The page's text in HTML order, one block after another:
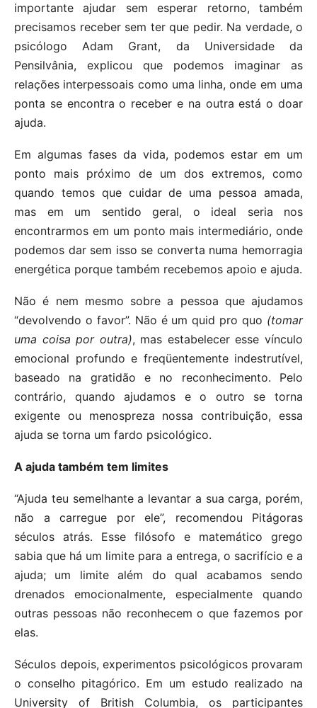
importante ajudar sem esperar retorno, também
precisamos receber sem ter que pedir. Na verdade, o
psicólogo Adam Grant, da Universidade da
Pensilvânia, explicou que podemos imaginar as
relações interpessoais como uma linha, onde em uma
ponta se encontra o receber e na outra está o doar
ajuda.
Em algumas fases da vida, podemos estar em um
ponto mais próximo de um dos extremos, como
quando temos que cuidar de uma pessoa amada,
mas em um sentido geral, o ideal seria nos
encontrarmos em um ponto mais intermediário, onde
podemos dar sem isso se converta numa hemorragia
energética porque também recebemos apoio e ajuda.
Não é nem mesmo sobre a pessoa que ajudamos
“devolvendo o favor”. Não é um quid pro quo (tomar
uma coisa por outra), mas estabelecer esse vínculo
emocional profundo e freqüentemente indestrutível,
baseado na gratidão e no reconhecimento. Pelo
contrário, quando ajudamos e o outro se torna
exigente ou menospreza nossa contribuição, essa
ajuda se torna um fardo psicológico.
A ajuda também tem limites
“Ajuda teu semelhante a levantar a sua carga, porém,
não a carregue por ele”, recomendou Pitágoras
séculos atrás. Esse filósofo e matemático grego
sabia que há um limite para a entrega, o sacrifício e a
ajuda; um limite além do qual acabamos sendo
drenados emocionalmente, especialmente quando
outras pessoas não reconhecem o que fazemos por
elas.
Séculos depois, experimentos psicológicos provaram
o conselho pitagórico. Em um estudo realizado na
University of British Columbia, os participantes